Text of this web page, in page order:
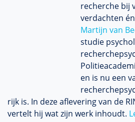
recherche bij
verdachten
Martijn van
studie
en is nu een
rijk is. In deze aflevering van de
vertelt hij wat zijn werk inhoudt.